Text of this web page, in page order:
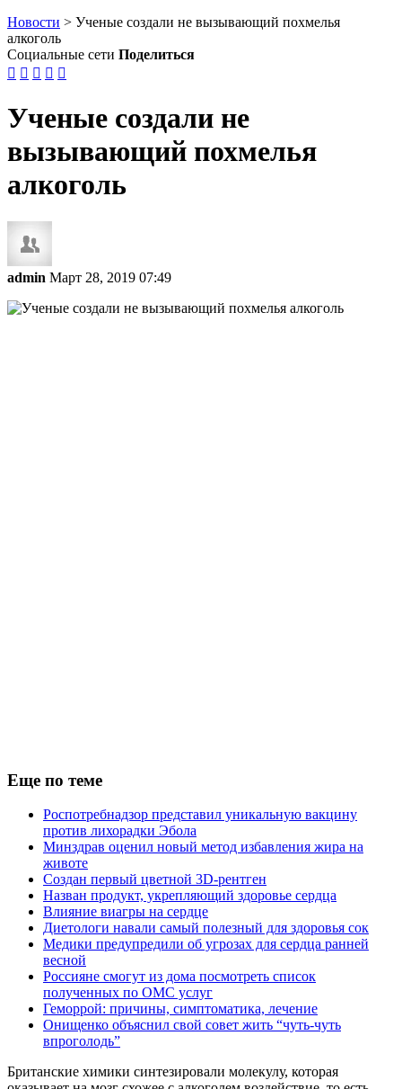
Новости > Ученые создали не вызывающий похмелья
алкоголь
Социальные сети Поделиться
    
Ученые создали не
вызывающий похмелья
алкоголь
admin Март 28, 2019 07:49
Еще по теме
Роспотребнадзор представил уникальную вакцину
против лихорадки Эбола
Минздрав оценил новый метод избавления жира на
животе
Создан первый цветной 3D-рентген
Назван продукт, укрепляющий здоровье сердца
Влияние виагры на сердце
Диетологи навали самый полезный для здоровья сок
Медики предупредили об угрозах для сердца ранней
весной
Россияне смогут из дома посмотреть список
полученных по ОМС услуг
Геморрой: причины, симптоматика, лечение
Онищенко объяснил свой совет жить “чуть-чуть
впроголодь”
Британские химики синтезировали молекулу, которая